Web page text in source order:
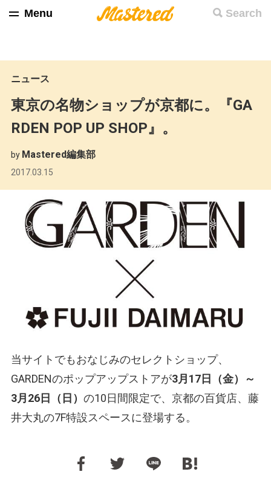
Search
Menu
ニュース
東京の名物ショップが京都に。『GA
RDEN POP UP SHOP』。
by Mastered編集部
2017.03.15
当サイトでもおなじみのセレクトショップ、
GARDENのポップアップストアが3月17日（金）～
3月26日（日） の10日間限定で、京都の百貨店、藤
井大丸の7F特設スペースに登場する。